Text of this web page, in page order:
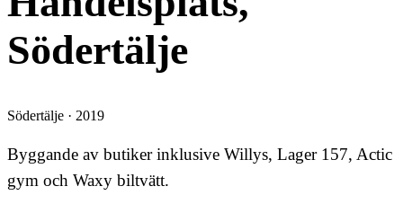
Södertälje
Södertälje · 2019
Byggande av butiker inklusive Willys, Lager 157, Actic
gym och Waxy biltvätt.